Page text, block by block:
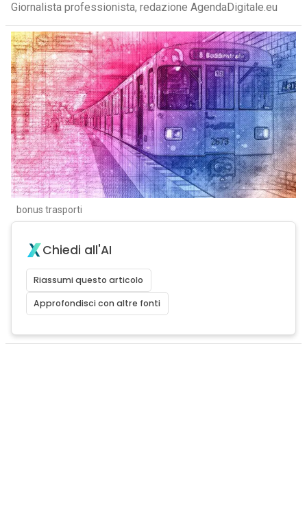
Giornalista professionista, redazione AgendaDigitale.eu
bonus trasporti
Chiedi all'AI
Riassumi questo articolo
Approfondisci con altre fonti